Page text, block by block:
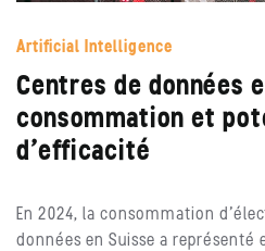
Artificial Intelligence
Centres de données
consommation et
d’efficacité
En 2024, la consommation
données en Suisse a représenté